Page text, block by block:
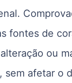
fontes de
ou
sem afetar o